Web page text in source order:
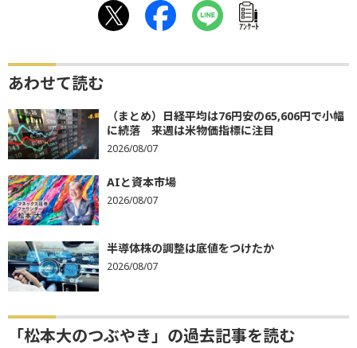
ｱﾝｹｰﾄ
あわせて読む
（まとめ）日経平均は76円安の65,606円で小幅
に続落 来週は米物価指標に注目
2026/08/07
AIと資本市場
2026/08/07
半導体株の調整は底値をつけたか
2026/08/07
「松本大のつぶやき」の過去記事を読む